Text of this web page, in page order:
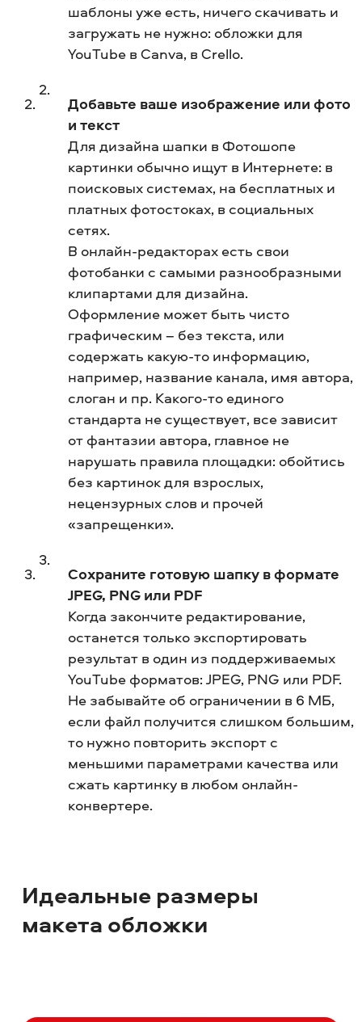
шаблоны уже есть, ничего скачивать и
загружать не нужно: обложки для
YouTube в Canva, в Crello.
Добавьте ваше изображение или фото
и текст
Для дизайна шапки в Фотошопе
картинки обычно ищут в Интернете: в
поисковых системах, на бесплатных и
платных фотостоках, в социальных
сетях.
В онлайн-редакторах есть свои
фотобанки с самыми разнообразными
клипартами для дизайна.
Оформление может быть чисто
графическим – без текста, или
содержать какую-то информацию,
например, название канала, имя автора,
слоган и пр. Какого-то единого
стандарта не существует, все зависит
от фантазии автора, главное не
нарушать правила площадки: обойтись
без картинок для взрослых,
нецензурных слов и прочей
«запрещенки».
Сохраните готовую шапку в формате
JPEG, PNG или PDF
Когда закончите редактирование,
останется только экспортировать
результат в один из поддерживаемых
YouTube форматов: JPEG, PNG или PDF.
Не забывайте об ограничении в 6 МБ,
если файл получится слишком большим,
то нужно повторить экспорт с
меньшими параметрами качества или
сжать картинку в любом онлайн-
конвертере.
Идеальные размеры
макета обложки